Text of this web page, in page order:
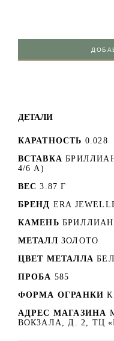
ДЕТАЛИ
КАРАТНОСТЬ 0.028
ВСТАВКА
4/6 А)
ВЕС 3.87 Г
БРЕНД ERA
КАМЕНЬ
МЕТАЛЛ ЗОЛОТО
ЦВЕТ МЕТАЛЛА
ПРОБА 585
ФОРМА ОГРАНКИ
АДРЕС МАГАЗИНА
ВОКЗАЛА, Д. 2, ТЦ